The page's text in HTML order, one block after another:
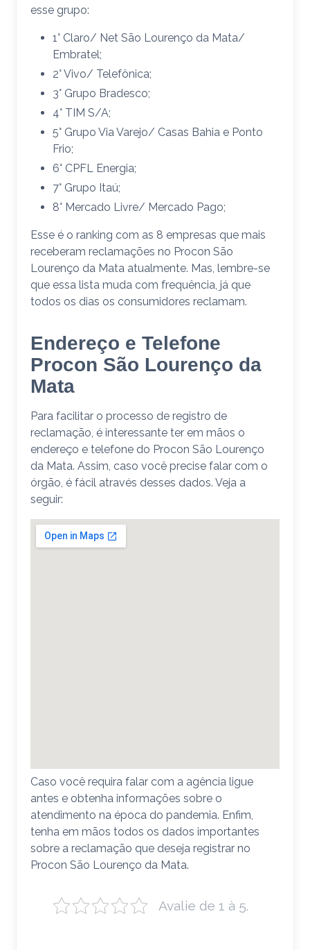
esse grupo:
1° Claro/ Net São Lourenço da Mata/
Embratel;
2° Vivo/ Telefônica;
3° Grupo Bradesco;
4° TIM S/A;
5° Grupo Via Varejo/ Casas Bahia e Ponto
Frio;
6° CPFL Energia;
7° Grupo Itaú;
8° Mercado Livre/ Mercado Pago;
Esse é o ranking com as 8 empresas que mais
receberam reclamações no Procon São
Lourenço da Mata atualmente. Mas, lembre-se
que essa lista muda com frequência, já que
todos os dias os consumidores reclamam.
Endereço e Telefone
Procon São Lourenço da
Mata
Para facilitar o processo de registro de
reclamação, é interessante ter em mãos o
endereço e telefone do Procon São Lourenço
da Mata. Assim, caso você precise falar com o
órgão, é fácil através desses dados. Veja a
seguir:
Caso você requira falar com a agência ligue
antes e obtenha informações sobre o
atendimento na época do pandemia. Enfim,
tenha em mãos todos os dados importantes
sobre a reclamação que deseja registrar no
Procon São Lourenço da Mata.
Avalie de 1 à 5.